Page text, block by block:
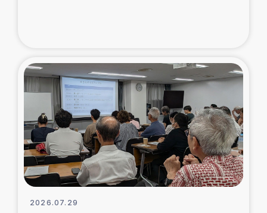
仮設住宅生活支援・農業復興支援
漁業復興支援
インターン・ボランティア日誌
経済自立支援事業
2026.07.29